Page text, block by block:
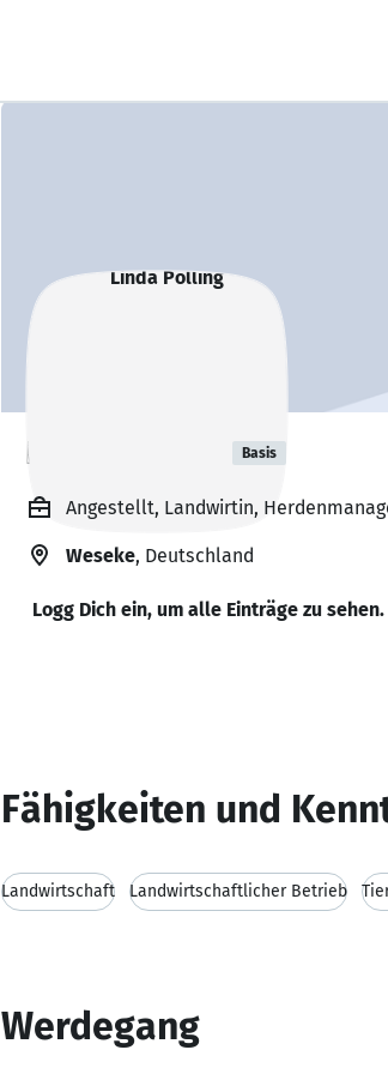
Linda Pölling Basis
Angestellt, Landwirtin,
Weseke, Deutschland
Logg Dich ein, um alle Einträge zu sehen.
Fähigkeiten und
Landwirtschaft Landwirtschaftlicher Betrieb
Werdegang